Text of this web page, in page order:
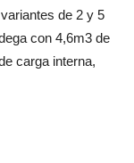
de 2 y 5
con 4,6m3 de
carga interna,